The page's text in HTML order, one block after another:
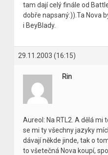
tam dají celý finále od
dobře napsaný:)).Ta Nova
i BeyBlady.
29.11.2003 (16:15)
Rin
Aureol: Na RTL2. A dělá mi
se mi ty všechny jazyky
dávají někde jinde, tak o
to všetečná Nova koupí,